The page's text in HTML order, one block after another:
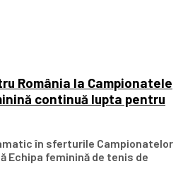
România la Campionatele
continuă lupta pentru
în sferturile Campionatelor
Echipa feminină de tenis de